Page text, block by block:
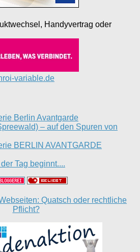
Handyvertrag oder
Berlin Avantgarde
– auf den Spuren von
BERLIN AVANTGARDE
Tag beginnt....
Quatsch oder rechtliche
Pflicht?